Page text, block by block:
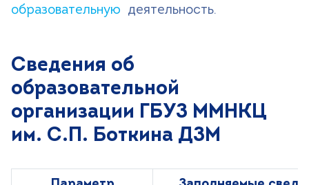
образовательную деятельность.
Сведения об
образовательной
организации ГБУЗ ММНКЦ
им. С.П. Боткина ДЗМ